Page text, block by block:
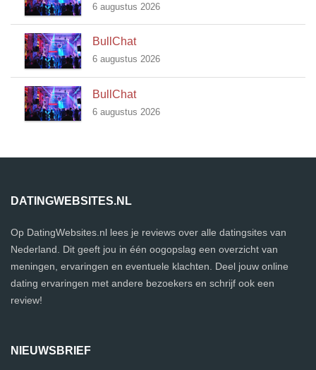
6 augustus 2026
BullChat
6 augustus 2026
BullChat
6 augustus 2026
DATINGWEBSITES.NL
Op DatingWebsites.nl lees je reviews over alle datingsites van
Nederland. Dit geeft jou in één oogopslag een overzicht van
meningen, ervaringen en eventuele klachten. Deel jouw online
dating ervaringen met andere bezoekers en schrijf ook een
review!
NIEUWSBRIEF